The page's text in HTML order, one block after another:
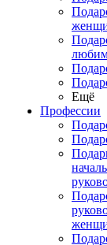
Ещё
Профессии